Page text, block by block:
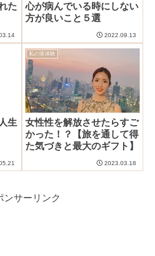
た
心が病んでいる時にしない
方が良いこと５選
2022.09.13
生
私の実体験
女性性を解放させたらすご
かった！？【旅を通して得
た気づきと最大のギフト】
2023.03.18
ンサーリンク